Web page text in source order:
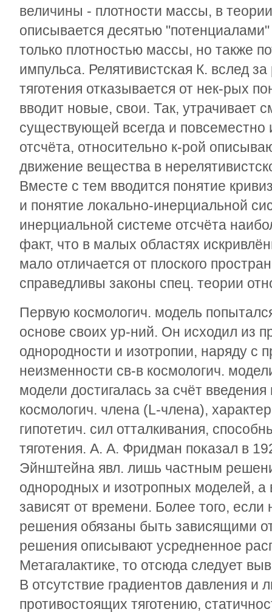
величины - плотности массы, в
описывается десятью
только плотностью массы, но также
импульса. Релятивистская К. вслед
тяготения отказывается от нек-рых
вводит новые, свои. Так, утрачивает
существующей всегда и
отсчёта, относительно к-рой
движение вещества в
Вместе с тем вводится понятие
и понятие локально-инерциальной
инерциальной системе отсчёта
факт, что в малых областях
мало отличается от плоского
справедливы законы спец. теории
Первую космологич. модель
основе своих ур-ний. Он исходил из
однородности и изотропии, наряду с
неизменности св-в космологич.
модели достигалась за счёт
космологич. члена (L-члена),
гипотетич. сил отталкивания,
тяготения. А. А. Фридман показал в
Эйнштейна явл. лишь частным
однородных и изотропных моделей,
зависят от времени. Более того, если
решения обязаны быть зависящими
решения описывают усредненное
Метагалактике, то отсюда следует
В отсутствие градиентов давления и
противостоящих тяготению,